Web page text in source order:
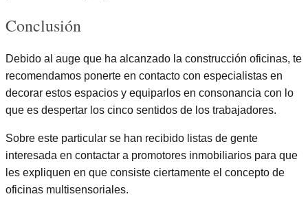
Conclusión
Debido al auge que ha alcanzado la construcción oficinas, te
recomendamos ponerte en contacto con especialistas en
decorar estos espacios y equiparlos en consonancia con lo
que es despertar los cinco sentidos de los trabajadores.
Sobre este particular se han recibido listas de gente
interesada en contactar a promotores inmobiliarios para que
les expliquen en que consiste ciertamente el concepto de
oficinas multisensoriales.